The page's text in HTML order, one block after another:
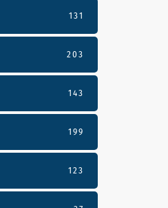
131
203
143
199
123